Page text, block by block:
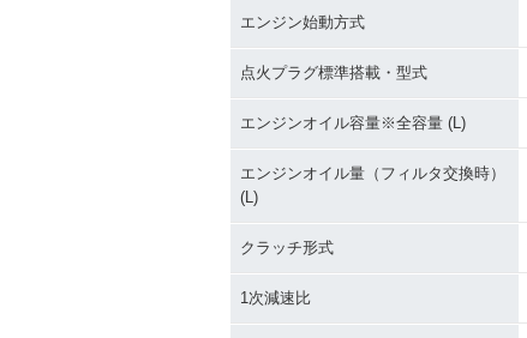
エンジン始動方式
点火プラグ標準搭載・型式
エンジンオイル容量※全容量 (L)
エンジンオイル量（フィルタ交換時）
(L)
クラッチ形式
1次減速比